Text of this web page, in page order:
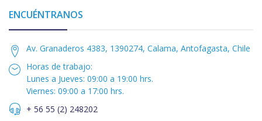
ENCUÉNTRANOS
Av. Granaderos 4383, 1390274, Calama, Antofagasta, Chile
Horas de trabajo:
Lunes a Jueves: 09:00 a 19:00 hrs.
Viernes: 09:00 a 17:00 hrs.
+ 56 55 (2) 248202